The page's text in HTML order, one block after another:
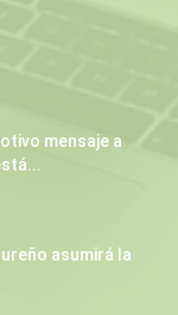
mensaje a
asumirá la